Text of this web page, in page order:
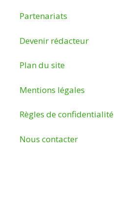
Partenariats
Devenir rédacteur
Plan du site
Mentions légales
Règles de confidentialité
Nous contacter